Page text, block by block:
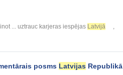
... uztrauc karjeras iespējas Latvijā
posms Latvijas Republikā